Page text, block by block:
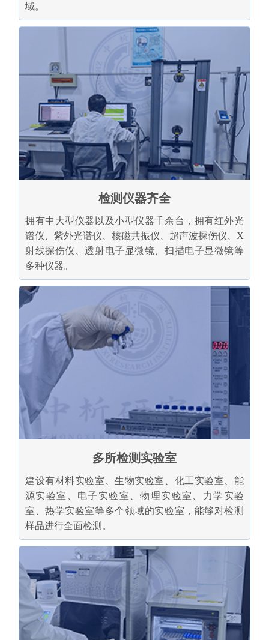
域。
检测仪器齐全
拥有中大型仪器以及小型仪器千余台，拥有红外光
谱仪、紫外光谱仪、核磁共振仪、超声波探伤仪、X
射线探伤仪、透射电子显微镜、扫描电子显微镜等
多种仪器。
多所检测实验室
建设有材料实验室、生物实验室、化工实验室、能
源实验室、电子实验室、物理实验室、力学实验
室、热学实验室等多个领域的实验室，能够对检测
样品进行全面检测。